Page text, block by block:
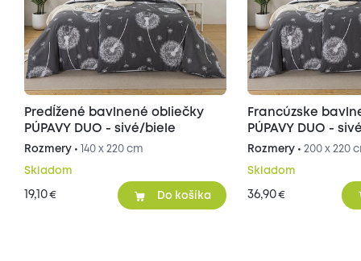
Predĺžené bavlnené obliečky
PÚPAVY DUO - sivé/biele
Rozmery • 140 x 220 cm
Skladom
19,10€ Do košíka
Francúzske
PÚPAVY DUO -
Rozmery •200 x 220
Skladom
36,90€